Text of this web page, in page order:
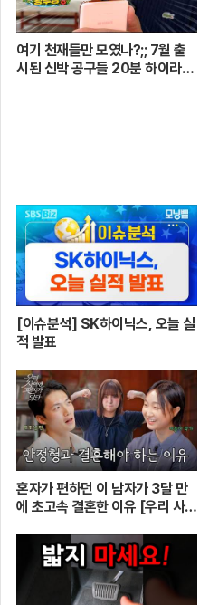
여기 천재들만 모였나?;; 7월 출
시된 신박 공구들 20분 하이라이
[이슈분석] SK하이닉스, 오늘 실
적 발표
혼자가 편하던 이 남자가 3달 만
에 초고속 결혼한 이유 [우리 사이